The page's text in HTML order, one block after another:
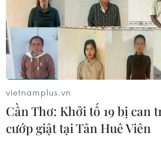
Hãng hàng không Air Premia
Hàn Quốc nối lại đường bay
Incheon-TP Hồ Chí Minh
07/08/2026 04:28
Khẩn trương phân luồng giao
sau vụ sạt lở trên tuyến ĐT161 ở
Cai
vietnamplus.vn
Cần Thơ: Khởi tố 19 bị can
cướp giật tại Tân Huê Viên